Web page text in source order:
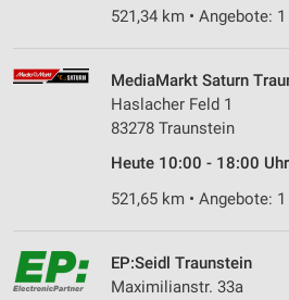
521,34 km • Angebote:
MediaMarkt Saturn
Haslacher Feld 1
83278 Traunstein
Heute 10:00 - 18:00
521,65 km • Angebote:
EP:Seidl Traunstein
Maximilianstr. 33a